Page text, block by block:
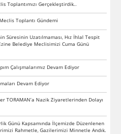
Toplantımızı Gerçekleştirdik..
Toplantı Gündemi
Süresinin Uzatılmaması, Hız İhlal Tespit
Belediye Meclisimizi Cuma Günü
Çalışmalarımız Devam Ediyor
Devam Ediyor
TORAMAN’a Nazik Ziyaretlerinden Dolayı
Günü Kapsamında İlçemizde Düzenlenen
Rahmetle, Gazilerimizi Minnetle Andık.